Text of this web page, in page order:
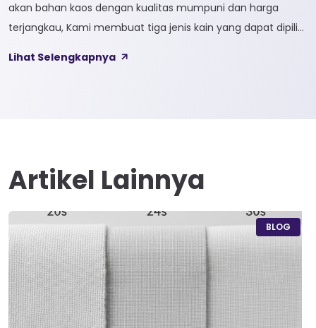
akan bahan kaos dengan kualitas mumpuni dan harga
terjangkau, Kami membuat tiga jenis kain yang dapat dipilih
kain yang bahan dasarnya 100% cotton. Softcel juga sering
Lihat Selengkapnya
Artikel Lainnya
BLOG